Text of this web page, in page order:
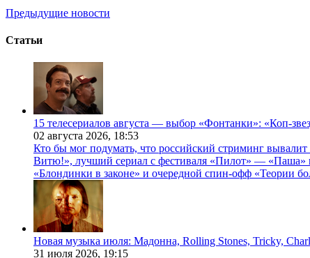
Предыдущие новости
Статьи
15 телесериалов августа — выбор «Фонтанки»: «Коп-
02 августа 2026, 18:53
Кто бы мог подумать, что российский стриминг
Витю!», лучший сериал с фестиваля «Пилот» — «Паша»
«Блондинки в законе» и очередной спин-офф «Теории
Новая музыка июля: Мадонна, Rolling Stones, Tricky,
31 июля 2026, 19:15